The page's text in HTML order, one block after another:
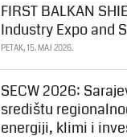
FIRST BALKAN
Industry Expo and
PETAK, 15. MAJ 2026.
SECW 2026:
središtu
energiji, klimi i